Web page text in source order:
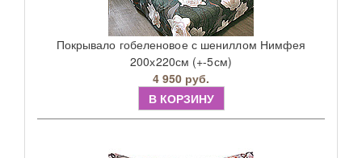
Покрывало гобеленовое с шениллом Нимфея
200х220см (+-5см)
4 950 руб.
В КОРЗИНУ